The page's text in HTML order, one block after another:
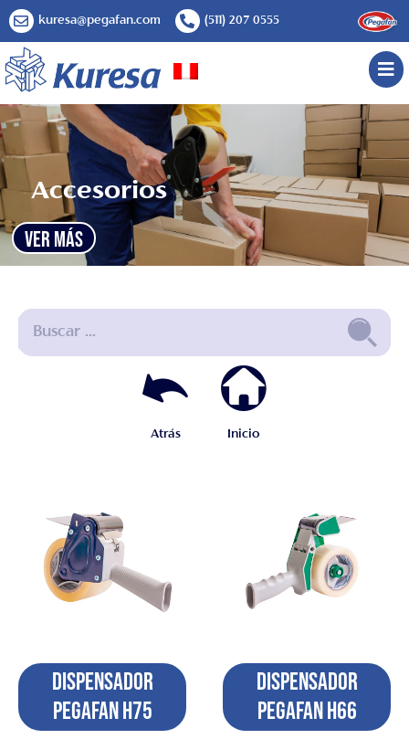
kuresa@pegafan.com (511) 207 0555
Accesorios
VER MÁS
Atrás Inicio
Dispensador
Pegafan H75
Dispensador
Pegafan H66